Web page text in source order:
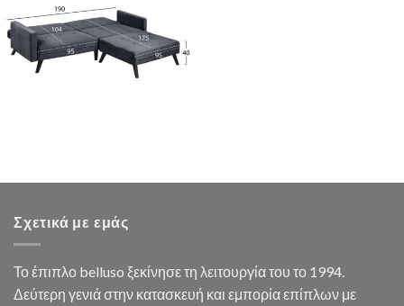
Σχετικά με εμάς
Το έπιπλο belluso ξεκίνησε τη λειτουργία του το 1994.
Δεύτερη γενιά στην κατασκευή και εμπορία επίπλων με